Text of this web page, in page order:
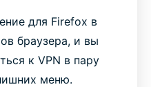
для Firefox в
браузера, и вы
к VPN в пару
меню.